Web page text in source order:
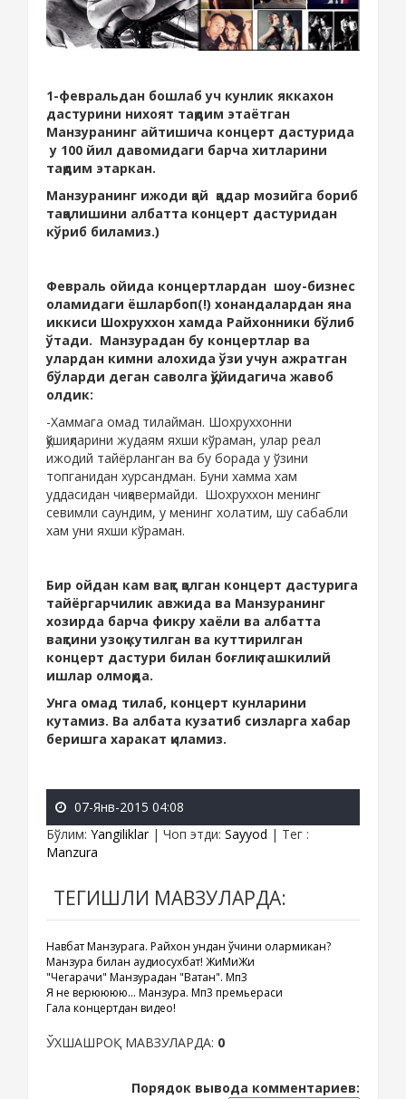
1-февральдан бошлаб уч кунлик яккахон
дастурини нихоят тақдим этаётган
Манзуранинг айтишича концерт дастурида
у 100 йил давомидаги барча хитларини
тақдим этаркан.
Манзуранинг ижоди қай қадар мозийга бориб
тақалишини албатта концерт дастуридан
кўриб биламиз.)
Февраль ойида концертлардан шоу-бизнес
оламидаги ёшларбоп(!) хонандалардан яна
иккиси Шохруххон хамда Райхонники бўлиб
ўтади. Манзурадан бу концертлар ва
улардан кимни алохида ўзи учун ажратган
бўларди деган саволга қўйидагича жавоб
олдик:
-Хаммага омад тилайман. Шохруххонни
қўшиқларини жудаям яхши кўраман, улар реал
ижодий тайёрланган ва бу борада у ўзини
топганидан хурсандман. Буни хамма хам
уддасидан чиқавермайди. Шохруххон менинг
севимли саундим, у менинг холатим, шу сабабли
хам уни яхши кўраман.
Бир ойдан кам вақт қолган концерт дастурига
тайёргарчилик авжида ва Манзуранинг
хозирда барча фикру хаёли ва албатта
вақтини узоқ кутилган ва куттирилган
концерт дастури билан боғлиқ ташкилий
ишлар олмоқда.
Унга омад тилаб, концерт кунларини
кутамиз. Ва албата кузатиб сизларга хабар
беришга харакат қиламиз.
07-Янв-2015 04:08
Бўлим: Yangiliklar| Чоп этди: Sayyod | Тег :
Manzura
ТЕГИШЛИ МАВЗУЛАРДА:
Навбат Манзурага. Райхон ундан ўчини олармикан?
Манзура билан аудиосухбат! ЖиМиЖи
"Чегарачи" Манзурадан "Ватан". Мп3
Я не верюююю... Манзура. Мп3 премьераси
Гала концертдан видео!
ЎХШАШРОҚ МАВЗУЛАРДА: 0
Порядок вывода комментариев: